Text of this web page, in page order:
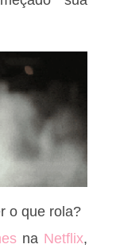
o que rola?
na Netflix,